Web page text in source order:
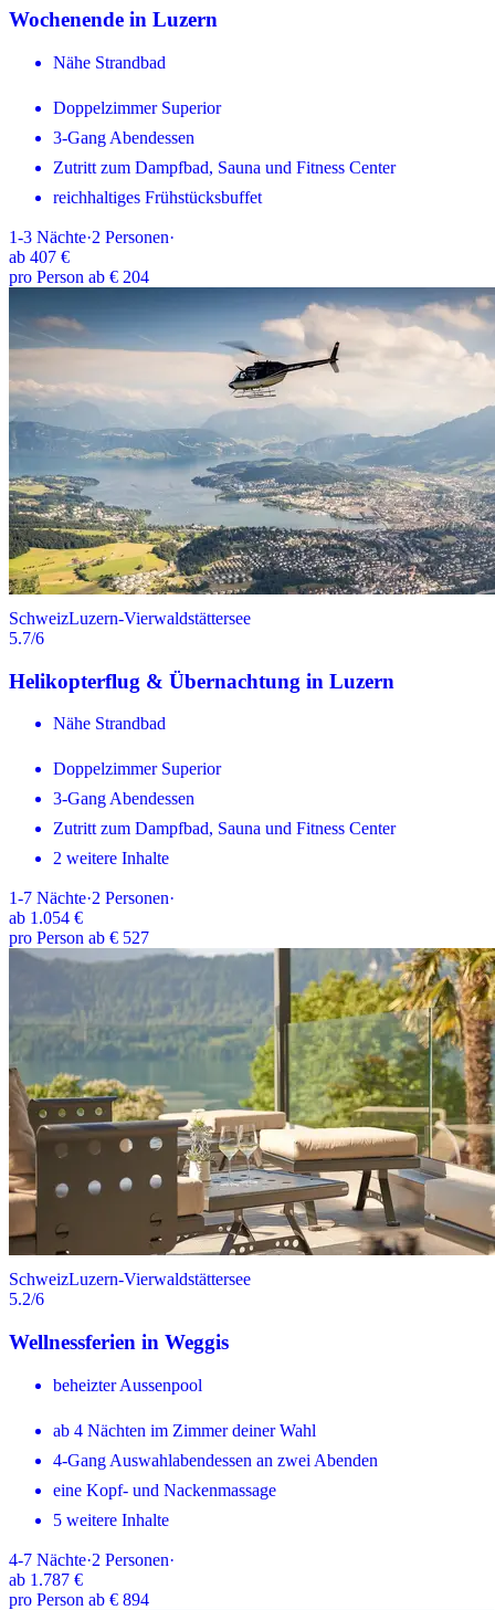
Wochenende in Luzern
Nähe Strandbad
Doppelzimmer Superior
3-Gang Abendessen
Zutritt zum Dampfbad, Sauna und Fitness Center
reichhaltiges Frühstücksbuffet
1-3 Nächte·2 Personen·
ab 407 €
pro Person ab € 204
SchweizLuzern-Vierwaldstättersee
5.7/6
Helikopterflug & Übernachtung in Luzern
Nähe Strandbad
Doppelzimmer Superior
3-Gang Abendessen
Zutritt zum Dampfbad, Sauna und Fitness Center
2 weitere Inhalte
1-7 Nächte·2 Personen·
ab 1.054 €
pro Person ab € 527
SchweizLuzern-Vierwaldstättersee
5.2/6
Wellnessferien in Weggis
beheizter Aussenpool
ab 4 Nächten im Zimmer deiner Wahl
4-Gang Auswahlabendessen an zwei Abenden
eine Kopf- und Nackenmassage
5 weitere Inhalte
4-7 Nächte·2 Personen·
ab 1.787 €
pro Person ab € 894